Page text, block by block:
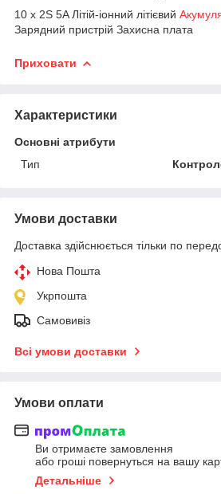
10 x 2S 5A Літій-іонний літієвий
Зарядний пристрій Захисна плата
Приховати
Характеристики
Основні атрибути
Тип
Умови доставки
Доставка здійснюється тільки по
Нова Пошта
Укрпошта
Самовивіз
Всі умови доставки
Умови оплати
Ви отримаєте замовлення
або гроші повернуться на вашу
Детальніше